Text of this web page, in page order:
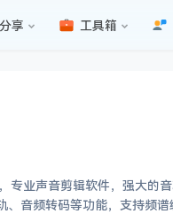
享 工具箱
业声音剪辑软件，强大的
音频转码等功能，支持频